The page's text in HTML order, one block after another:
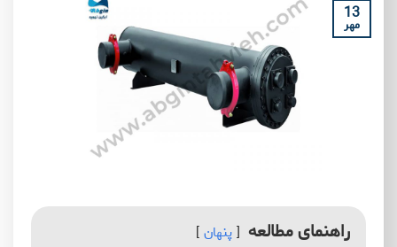
13
مهر
راهنمای مطالعه پنهان